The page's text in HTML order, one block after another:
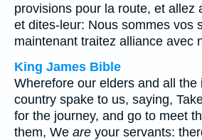
provisions pour la route, et allez
et dites-leur: Nous sommes vos
maintenant traitez alliance avec
King James Bible
Wherefore our elders and all the
country spake to us, saying,
for the journey, and go to meet
them, We are your servants: